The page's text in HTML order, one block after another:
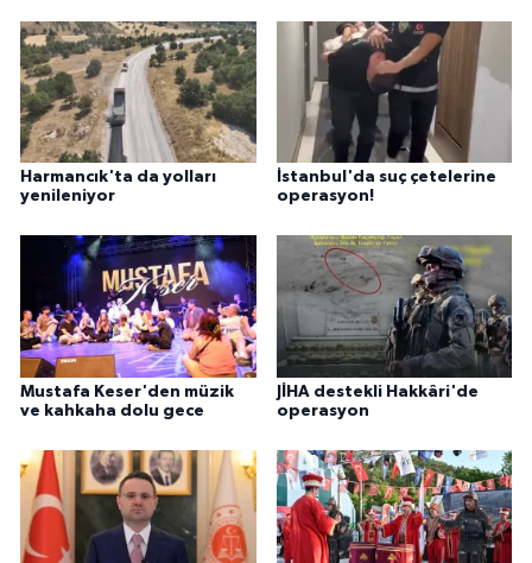
Harmancık'ta da yolları
yenileniyor
İstanbul'da suç çetelerine
operasyon!
Mustafa Keser'den müzik
ve kahkaha dolu gece
JİHA destekli Hakkâri'de
operasyon